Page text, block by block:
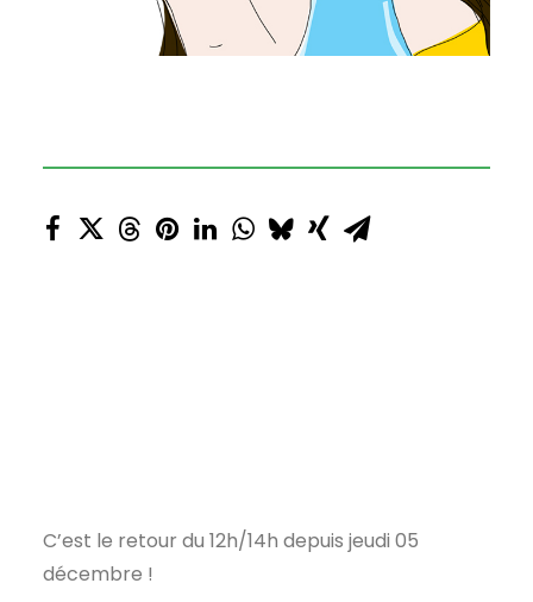
C’est le retour du 12h/14h depuis jeudi 05
décembre !